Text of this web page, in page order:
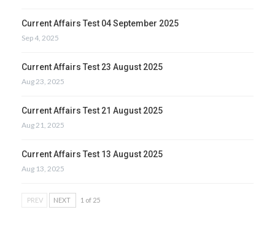
Current Affairs Test 04 September 2025
Sep 4, 2025
Current Affairs Test 23 August 2025
Aug 23, 2025
Current Affairs Test 21 August 2025
Aug 21, 2025
Current Affairs Test 13 August 2025
Aug 13, 2025
PREV NEXT 1 of 25